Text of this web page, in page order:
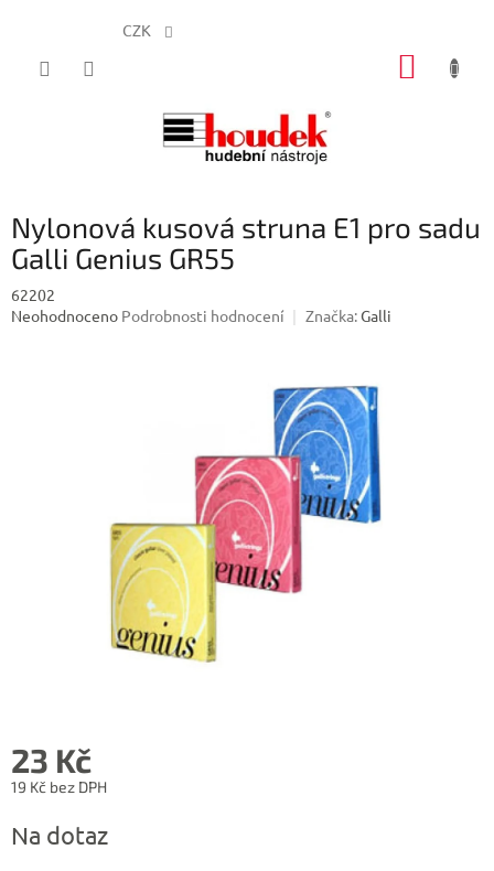
CZK
Nylonová kusová struna E1 pro sadu
Galli Genius GR55
62202
Průměrné
Neohodnoceno Podrobnosti hodnocení Značka:Galli
23 Kč
19 Kč bez DPH
cena:
Na dotaz